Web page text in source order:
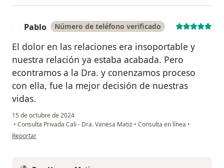
Pablo Número de teléfono verificado
El dolor en las relaciones era insoportable y
nuestra relación ya estaba acabada. Pero
econtramos a la Dra. y conenzamos proceso
con ella, fue la mejor decisión de nuestras
vidas.
15 de octubre de 2024
• Consulta Privada Cali - Dra. Vanesa Matiz • Consulta en línea •
en opinión del usuario Pablo
Reportar